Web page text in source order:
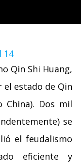
Qin Shi Huang,
el estado de Qin
China). Dos mil
se
el feudalismo
eficiente y